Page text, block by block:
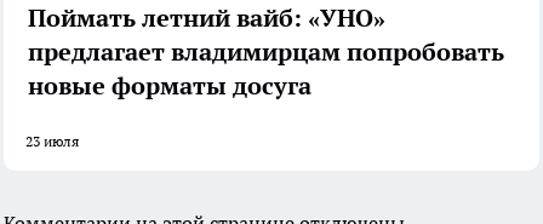
Поймать летний вайб: «УНО»
предлагает владимирцам попробовать
новые форматы досуга
23 июля